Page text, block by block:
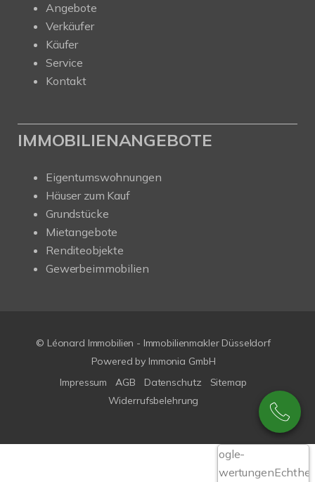
Angebote
Verkäufer
Käufer
Service
Kontakt
IMMOBILIENANGEBOTE
Eigentumswohnungen
Häuser zum Kauf
Grundstücke
Mietangebote
Renditeobjekte
Gewerbeimmobilien
© Léonard Immobilien - Immobilienmakler Düsseldorf
Powered by Immonia GmbH
Impressum
AGB Datenschutz
Sitemap
Widerrufsbelehrung
Google-
Bewertungen